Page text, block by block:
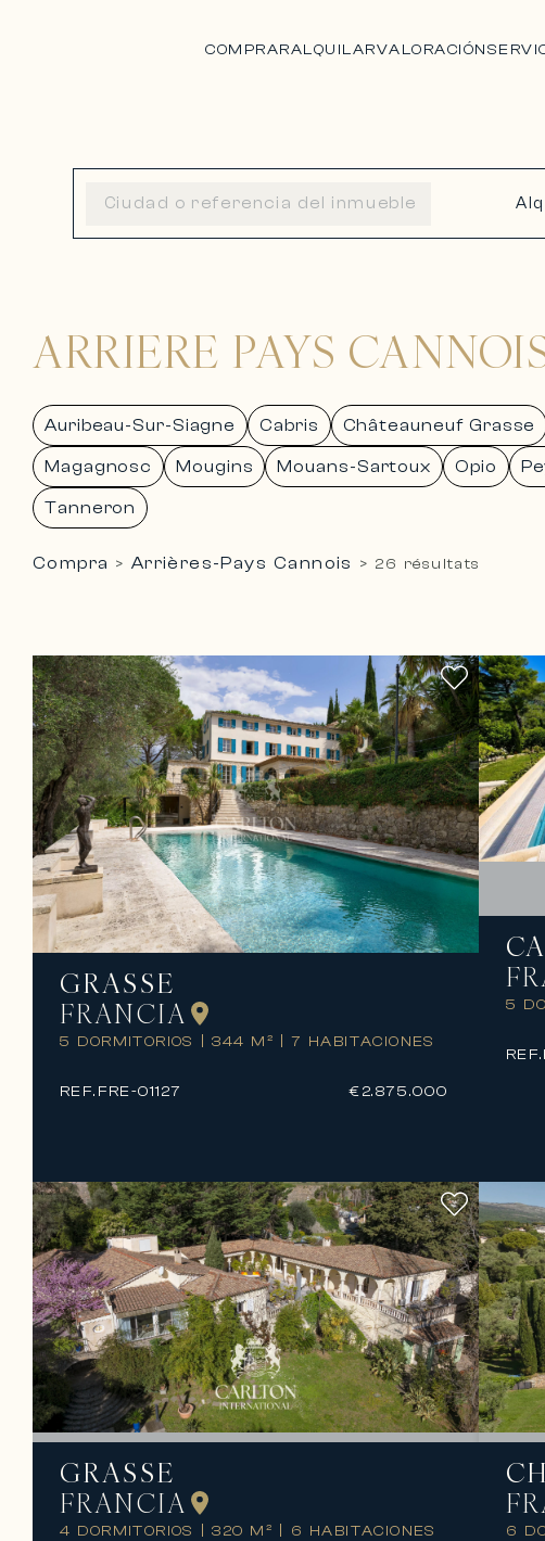
COMPRARALQUILARVALORACIÓN
ARRIERE PAYS
Auribeau-Sur-Siagne Cabris Châteauneuf Grasse
Magagnosc Mougins Mouans-Sartoux Opio
Tanneron
Compra > Arrières-Pays Cannois > 26 résultats
GRASSE
FRANCIA
5 DORMITORIOS 344 M² 7 HABITACIONES
REF. FRE-01127 €2.875.000
5
REF.
GRASSE
FRANCIA
4 DORMITORIOS 320 M² 6 HABITACIONES 6